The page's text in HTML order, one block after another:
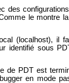
des
le montre
(localhost), il
identifié sous
de PDT est
en mode